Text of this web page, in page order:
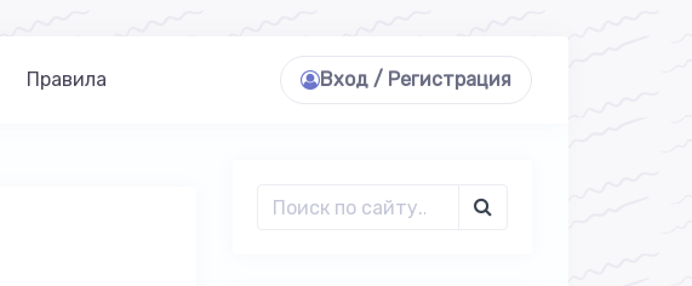
Правила Вход / Регистрация